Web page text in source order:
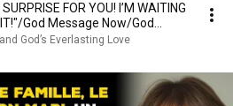
FOR YOU! I’M WAITING
IT!"/God Message Now/God
God’s Everlasting Love